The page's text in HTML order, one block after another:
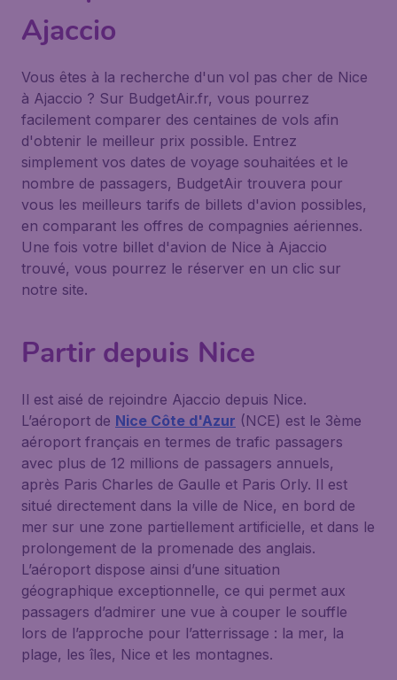
Ajaccio
Vous êtes à la recherche d'un vol pas cher de Nice
à Ajaccio ? Sur BudgetAir.fr, vous pourrez
facilement comparer des centaines de vols afin
d'obtenir le meilleur prix possible. Entrez
simplement vos dates de voyage souhaitées et le
nombre de passagers, BudgetAir trouvera pour
vous les meilleurs tarifs de billets d'avion possibles,
en comparant les offres de compagnies aériennes.
Une fois votre billet d'avion de Nice à Ajaccio
trouvé, vous pourrez le réserver en un clic sur
notre site.
Partir depuis Nice
Il est aisé de rejoindre Ajaccio depuis Nice.
L’aéroport de Nice Côte d'Azur (NCE) est le 3ème
aéroport français en termes de trafic passagers
avec plus de 12 millions de passagers annuels,
après Paris Charles de Gaulle et Paris Orly. Il est
situé directement dans la ville de Nice, en bord de
mer sur une zone partiellement artificielle, et dans le
prolongement de la promenade des anglais.
L’aéroport dispose ainsi d’une situation
géographique exceptionnelle, ce qui permet aux
passagers d’admirer une vue à couper le souffle
lors de l’approche pour l’atterrissage : la mer, la
plage, les îles, Nice et les montagnes.